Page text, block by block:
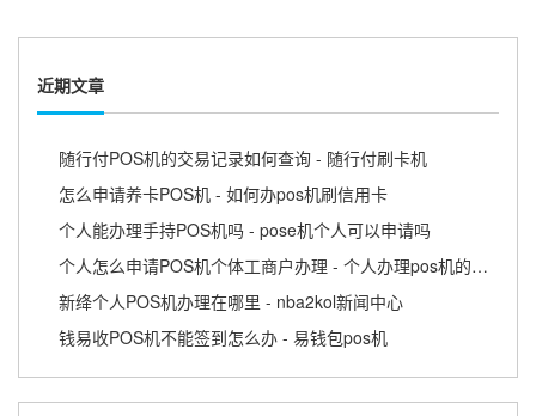
近期文章
随行付POS机的交易记录如何查询 - 随行付刷卡机
怎么申请养卡POS机 - 如何办pos机刷信用卡
个人能办理手持POS机吗 - pose机个人可以申请吗
个人怎么申请POS机个体工商户办理 - 个人办理pos机的流程
新绛个人POS机办理在哪里 - nba2kol新闻中心
钱易收POS机不能签到怎么办 - 易钱包pos机